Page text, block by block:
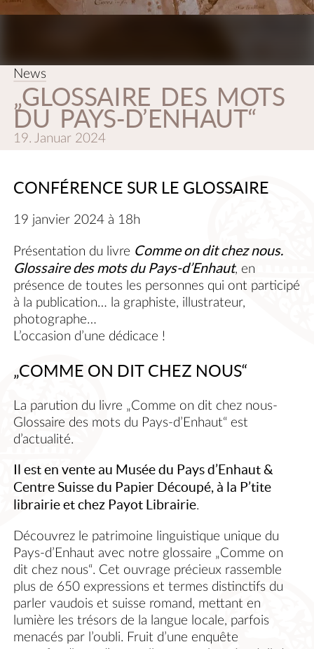
News
„GLOSSAIRE DES MOTS
DU PAYS-D’ENHAUT“
19. Januar 2024
CONFÉRENCE SUR LE GLOSSAIRE
19 janvier 2024 à 18h
Présentation du livre Comme on dit chez nous.
Glossaire des mots du Pays-d’Enhaut, en
présence de toutes les personnes qui ont participé
à la publication… la graphiste, illustrateur,
photographe…
L’occasion d’une dédicace !
„COMME ON DIT CHEZ NOUS“
La parution du livre „Comme on dit chez nous-
Glossaire des mots du Pays-d’Enhaut“ est
d’actualité.
Il est en vente au Musée du Pays d’Enhaut &
Centre Suisse du Papier Découpé, à la P’tite
librairie et chez Payot Librairie.
Découvrez le patrimoine linguistique unique du
Pays-d’Enhaut avec notre glossaire „Comme on
dit chez nous“. Cet ouvrage précieux rassemble
plus de 650 expressions et termes distinctifs du
parler vaudois et suisse romand, mettant en
lumière les trésors de la langue locale, parfois
menacés par l’oubli. Fruit d’une enquête